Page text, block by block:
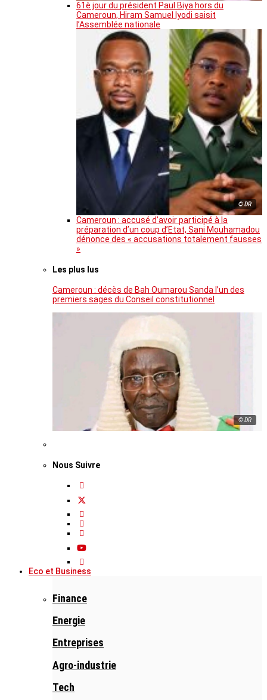
61è jour du président Paul Biya hors du
Cameroun, Hiram Samuel Iyodi saisit
l’Assemblée nationale
© DR
Cameroun : accusé d’avoir participé à la
préparation d’un coup d’Etat, Sani Mouhamadou
dénonce des « accusations totalement fausses
»
Les plus lus
Cameroun : décès de Bah Oumarou Sanda l’un des
premiers sages du Conseil constitutionnel
© DR
Nous Suivre
Eco et Business
Finance
Energie
Entreprises
Agro-industrie
Tech